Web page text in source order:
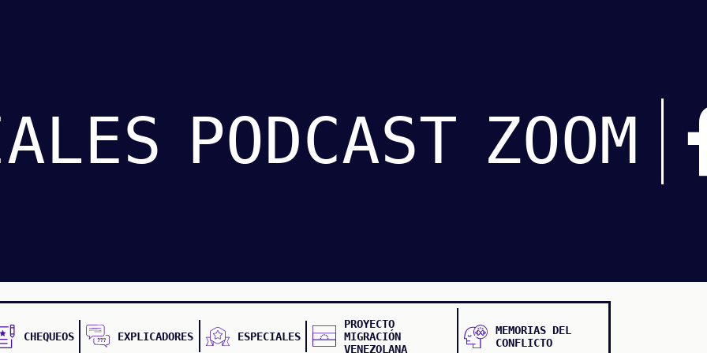
PODCAST ZOOM
CHEQUEOS EXPLICADORES ESPECIALES
PROYECTO
MIGRACIÓN
VENEZOLANA
MEMORIAS DEL
CONFLICTO